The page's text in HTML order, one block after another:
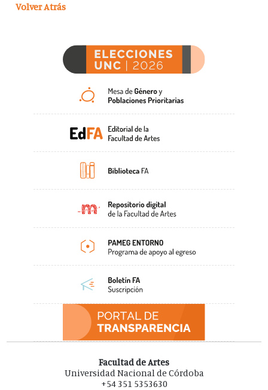
Volver Atrás
Facultad de Artes
Universidad Nacional de Córdoba
+54 351 5353630